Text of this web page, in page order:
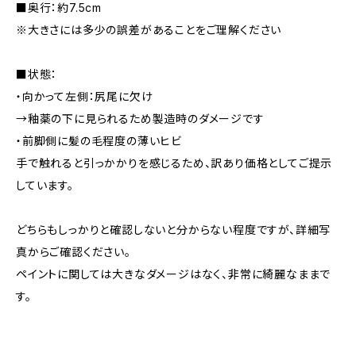
■奥行：約7.5cm
※大きさには多少の誤差があることをご理解ください
■状態：
・向かって左側：尻尾に欠け
→釉薬の下に見られるため製造時のダメージです
・前脚側に髪の毛程度の薄いヒビ
手で触れると引っかかりを感じるため、訳あり価格としてご提示
しています。
どちらもしっかりと確認しないと分からない程度ですが、詳細写
真からご確認ください。
ペイントに関しては大きなダメージはなく、非常に綺麗なままで
す。